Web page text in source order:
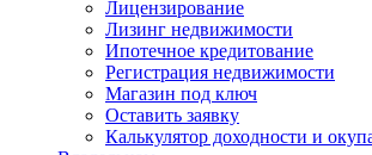
Лицензирование
Лизинг недвижимости
Ипотечное кредитование
Регистрация недвижимости
Магазин под ключ
Оставить заявку
Калькулятор доходности и